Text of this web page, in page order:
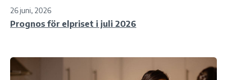
26 juni, 2026
Prognos för elpriset i juli 2026